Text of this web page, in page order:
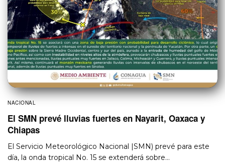
NACIONAL
El SMN prevé lluvias fuertes en Nayarit, Oaxaca y
Chiapas
El Servicio Meteorológico Nacional |SMN) prevé para este
día, la onda tropical No. 15 se extenderá sobre…